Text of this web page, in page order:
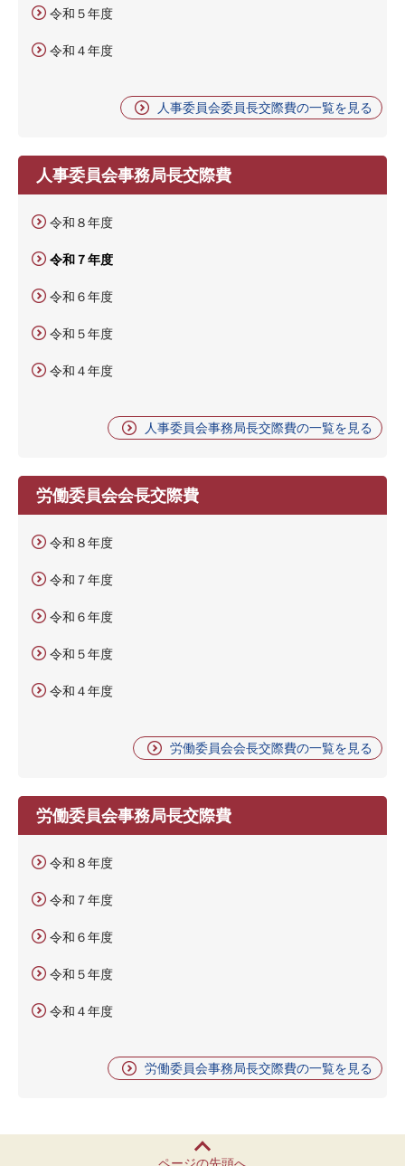
令和５年度
令和４年度
人事委員会委員長交際費の一覧を見る
人事委員会事務局長交際費
令和８年度
令和７年度
令和６年度
令和５年度
令和４年度
人事委員会事務局長交際費の一覧を見る
労働委員会会長交際費
令和８年度
令和７年度
令和６年度
令和５年度
令和４年度
労働委員会会長交際費の一覧を見る
労働委員会事務局長交際費
令和８年度
令和７年度
令和６年度
令和５年度
令和４年度
労働委員会事務局長交際費の一覧を見る